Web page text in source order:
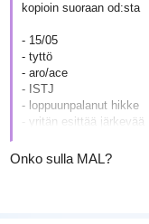
:
kopioin suoraan od:sta
- 15/05
- tyttö
- aro/ace
- ISTJ
- loppuunpalanut hikke
- yritän esittää järkevää
- raivoateisti
Onko sulla MAL?